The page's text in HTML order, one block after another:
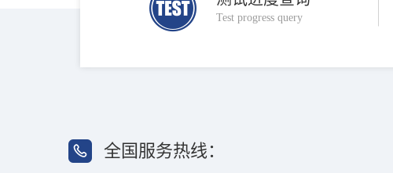
Test progress query
全国服务热线：